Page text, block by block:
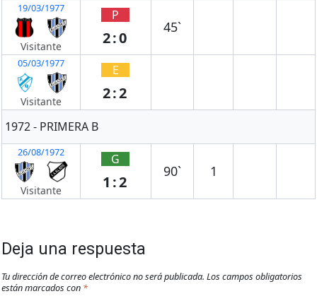
19/03/1977
Visitante
P
2:0
45`
05/03/1977
Visitante
E
2:2
1972 - PRIMERA B
26/08/1972
Visitante
G
1:2
90` 1
Deja una respuesta
Tu dirección de correo electrónico no será publicada. Los campos obligatorios
están marcados con *